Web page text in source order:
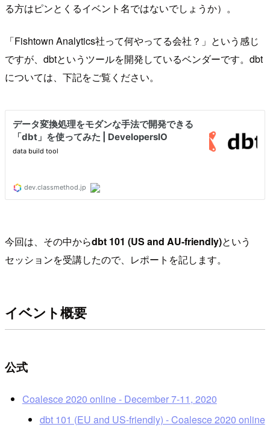
る方はピンとくるイベント名ではないでしょうか）。
「Fishtown Analytics社って何やってる会社？」という感じ
ですが、dbtというツールを開発しているベンダーです。dbt
については、下記をご覧ください。
今回は、その中からdbt 101 (US and AU-friendly)という
セッションを受講したので、レポートを記します。
イベント概要
公式
Coalesce 2020 online - December 7-11, 2020
dbt 101 (EU and US-friendly) - Coalesce 2020 online